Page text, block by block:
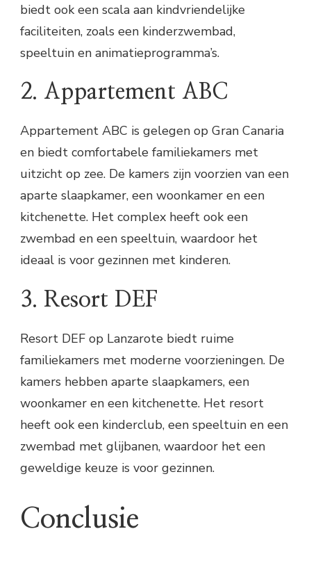
biedt ook een scala aan kindvriendelijke
faciliteiten, zoals een kinderzwembad,
speeltuin en animatieprogramma’s.
2. Appartement ABC
Appartement ABC is gelegen op Gran Canaria
en biedt comfortabele familiekamers met
uitzicht op zee. De kamers zijn voorzien van een
aparte slaapkamer, een woonkamer en een
kitchenette. Het complex heeft ook een
zwembad en een speeltuin, waardoor het
ideaal is voor gezinnen met kinderen.
3. Resort DEF
Resort DEF op Lanzarote biedt ruime
familiekamers met moderne voorzieningen. De
kamers hebben aparte slaapkamers, een
woonkamer en een kitchenette. Het resort
heeft ook een kinderclub, een speeltuin en een
zwembad met glijbanen, waardoor het een
geweldige keuze is voor gezinnen.
Conclusie